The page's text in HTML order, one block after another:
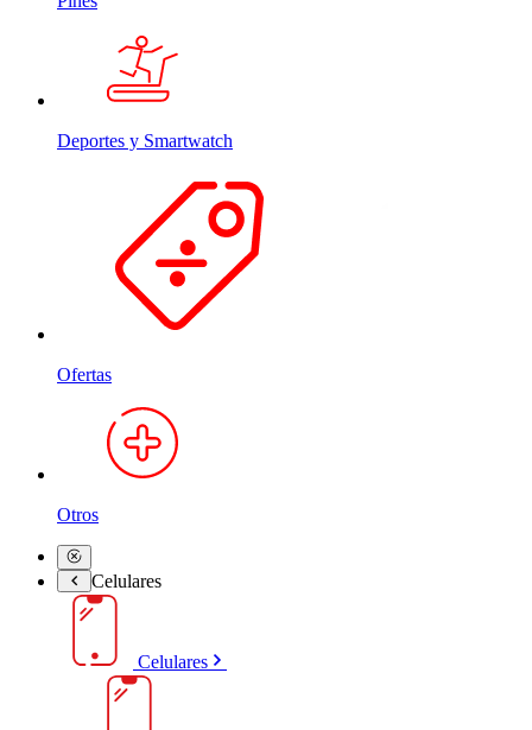
Deportes y Smartwatch
Ofertas
Otros
Celulares
Celulares